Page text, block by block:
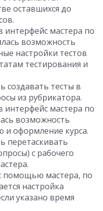
оставшихся до
мастера по
возможность
настройки тестов
тестирования и
создавать тесты в
из рубрикатора.
мастера по
возможность
и оформление курса.
перетаскивать
с рабочего
помощью мастера, по
настройка
указано время